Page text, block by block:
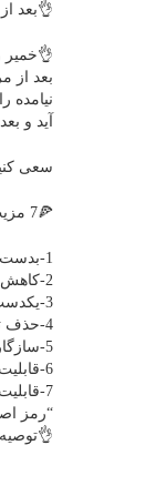
👌بعد
👌خمیر
بعد از
نیامده
آید و
سعی
🍕7 مزیت بهینه استفاده از این پودر
1-بدست آوردن خمیری، ترد، معطر،حجیم و بسیار خوشمزه
2-کاهش تمام هزینه های مربوط به پروسه خمیر گیری
3-یکدست بودن همیشگی خمیر
4-حذف تمام مواد متفرقه و بی کیفیت
5-سازگار با تمام آردهای موجود در کشور
6-قابلیت پخت سبک آمریکایی و ایتالیایی
7-قابلیت پخت خمیر بصورت دو پخت و تک پخت
“رمز